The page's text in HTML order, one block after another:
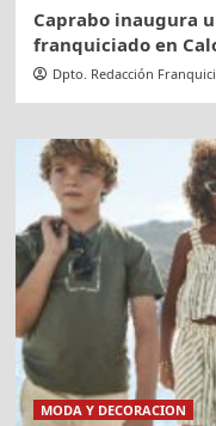
Caprabo inaugura
franquiciado en
Dpto. Redacción
MODA Y DECORACION